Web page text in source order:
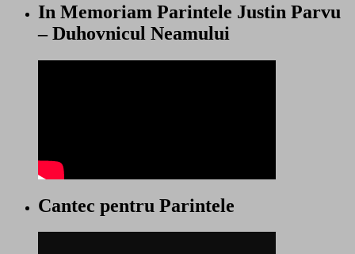
In Memoriam Parintele Justin Parvu
– Duhovnicul Neamului
Cantec pentru Parintele